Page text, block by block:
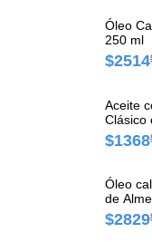
Óleo
250 ml
$2514
Aceite
Clásico
x 200
$1368
Óleo
de
ml
$2829